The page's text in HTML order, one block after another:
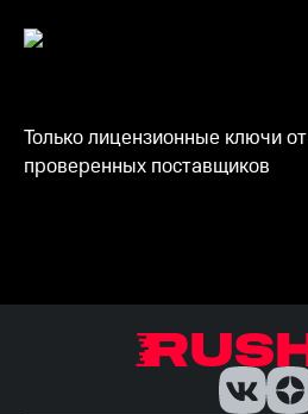
Только лицензионные ключи от
проверенных поставщиков